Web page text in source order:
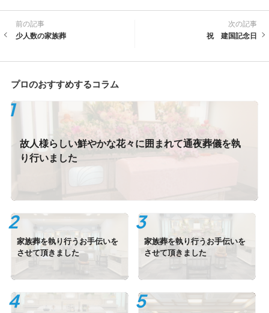
前の記事
少人数の家族葬
次の記事
祝 建国記念日
プロのおすすめするコラム
故人様らしい鮮やかな花々に囲まれて通夜葬儀を執
り行いました
家族葬を執り行うお手伝いを
させて頂きました
家族葬を執り行うお手伝いを
させて頂きました